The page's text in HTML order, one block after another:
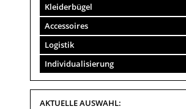
Kleiderbügel
Accessoires
Logistik
Individualisierung
AKTUELLE AUSWAHL: